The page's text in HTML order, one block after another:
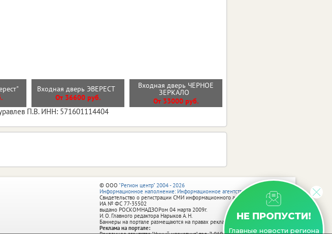
Входная дверь ЭВЕРЕСТ
От 36600 руб.
Входная дверь ЧЕРНОЕ
ЗЕРКАЛО
От 33000 руб.
П.В. ИНН: 571601114404
НЕ ПРОПУСТИ!
Главные новости региона
© ООО "Регион центр" 2004 - 2026
Информационное наполнение: Информационное агентство vRossii.ru
Свидетельство о регистрации СМИ информационного агентства vRossii.ru
ИА № ФС 77‑35502
выдано РОСКОМНАДЗОРом 04 марта 2009г.
И. О. Главного редактора Нарыков А. Н.
Баннеры на портале размещаются на правах рекламы.
Реклама на портале: